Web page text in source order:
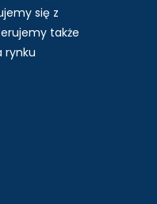
się z
także
rynku